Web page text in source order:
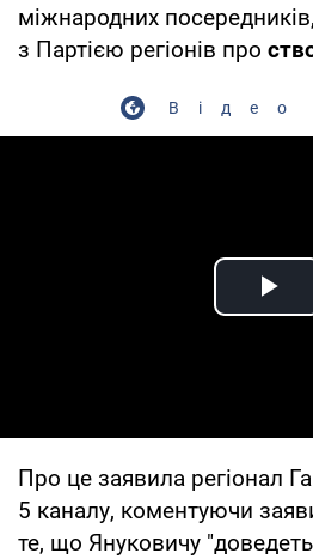
міжнародних
з Партією регіонів про
Про це заявила регіонал
5 каналу, коментуючи
те, що Януковичу